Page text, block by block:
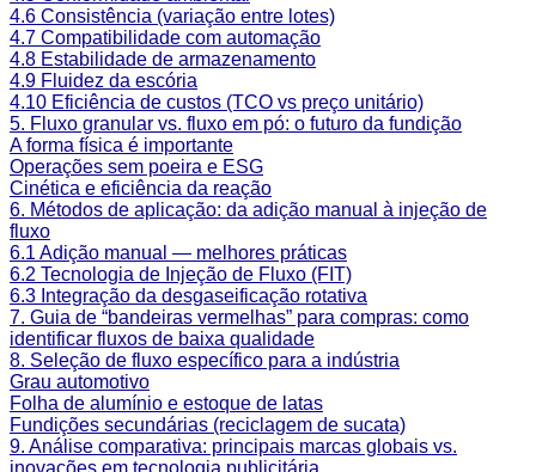
4.6 Consistência (variação entre lotes)
4.7 Compatibilidade com automação
4.8 Estabilidade de armazenamento
4.9 Fluidez da escória
4.10 Eficiência de custos (TCO vs preço unitário)
5. Fluxo granular vs. fluxo em pó: o futuro da fundição
A forma física é importante
Operações sem poeira e ESG
Cinética e eficiência da reação
6. Métodos de aplicação: da adição manual à injeção de
fluxo
6.1 Adição manual — melhores práticas
6.2 Tecnologia de Injeção de Fluxo (FIT)
6.3 Integração da desgaseificação rotativa
7. Guia de “bandeiras vermelhas” para compras: como
identificar fluxos de baixa qualidade
8. Seleção de fluxo específico para a indústria
Grau automotivo
Folha de alumínio e estoque de latas
Fundições secundárias (reciclagem de sucata)
9. Análise comparativa: principais marcas globais vs.
inovações em tecnologia publicitária